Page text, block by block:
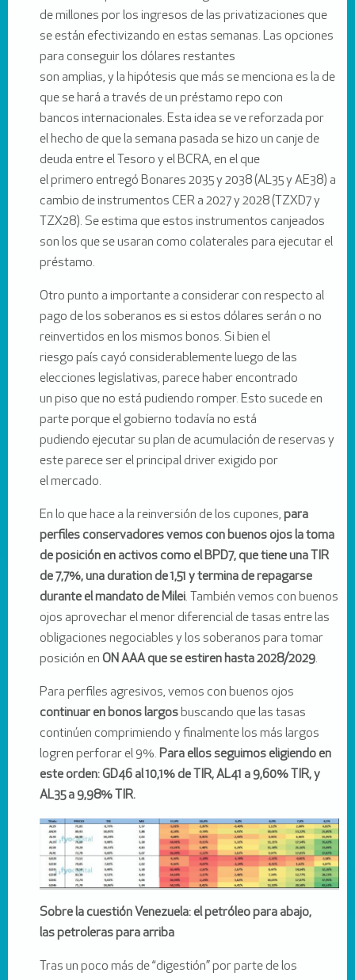
de millones por los ingresos de las privatizaciones que
se están efectivizando en estas semanas. Las opciones
para conseguir los dólares restantes
son amplias, y la hipótesis que más se menciona es la de
que se hará a través de un préstamo repo con
bancos internacionales. Esta idea se ve reforzada por
el hecho de que la semana pasada se hizo un canje de
deuda entre el Tesoro y el BCRA, en el que
el primero entregó Bonares 2035 y 2038 (AL35 y AE38) a
cambio de instrumentos CER a 2027 y 2028 (TZXD7 y
TZX28). Se estima que estos instrumentos canjeados
son los que se usaran como colaterales para ejecutar el
préstamo.
Otro punto a importante a considerar con respecto al
pago de los soberanos es si estos dólares serán o no
reinvertidos en los mismos bonos. Si bien el
riesgo país cayó considerablemente luego de las
elecciones legislativas, parece haber encontrado
un piso que no está pudiendo romper. Esto sucede en
parte porque el gobierno todavía no está
pudiendo ejecutar su plan de acumulación de reservas y
este parece ser el principal driver exigido por
el mercado.
En lo que hace a la reinversión de los cupones, para
perfiles conservadores vemos con buenos ojos la toma
de posición en activos como el BPD7, que tiene una TIR
de 7,7%, una duration de 1,51 y termina de repagarse
durante el mandato de Milei. También vemos con buenos
ojos aprovechar el menor diferencial de tasas entre las
obligaciones negociables y los soberanos para tomar
posición en ON AAA que se estiren hasta 2028/2029.
Para perfiles agresivos, vemos con buenos ojos
continuar en bonos largosbuscando que las tasas
continúen comprimiendo y finalmente los más largos
logren perforar el 9%. Para ellos seguimos eligiendo en
este orden: GD46 al 10,1% de TIR, AL41 a 9,60% TIR, y
AL35 a 9,98% TIR.
Sobre la cuestión Venezuela: el petróleo para abajo,
las petroleras para arriba
Tras un poco más de “digestión” por parte de los